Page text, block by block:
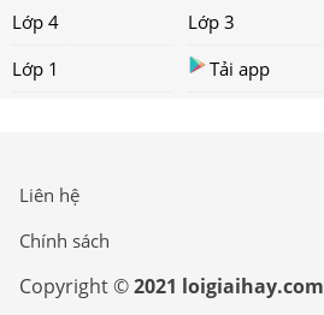
Lớp 4
Lớp 3
Lớp 1
Tải app
Liên hệ
Chính sách
Copyright ©2021 loigiaihay.com